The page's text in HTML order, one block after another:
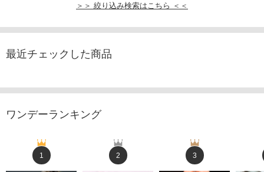
＞＞ 絞り込み検索はこちら ＜＜
最近チェックした商品
ワンデーランキング
1 2 3